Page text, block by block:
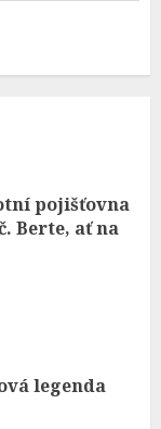
pojišťovna
Berte, ať na
legenda